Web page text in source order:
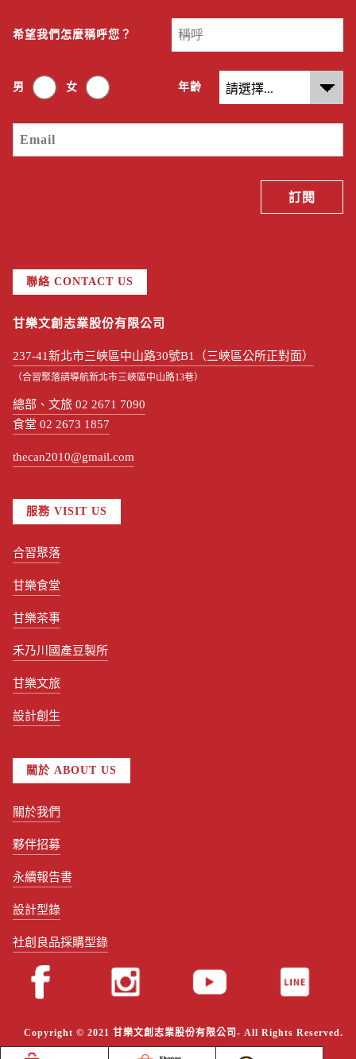
希望我們怎麼稱呼您？
男 女 年齡
聯絡 CONTACT US
甘樂文創志業股份有限公司
237-41新北市三峽區中山路30號B1（三峽區公所正對面）
（合習聚落請導航新北市三峽區中山路13巷）
總部、文旅 02 2671 7090
食堂 02 2673 1857
thecan2010@gmail.com
服務 VISIT US
合習聚落
甘樂食堂
甘樂茶事
禾乃川國產豆製所
甘樂文旅
設計創生
關於 ABOUT US
關於我們
夥伴招募
永續報告書
設計型錄
社創良品採購型錄
Copyright © 2021 甘樂文創志業股份有限公司- All Rights Reserved.